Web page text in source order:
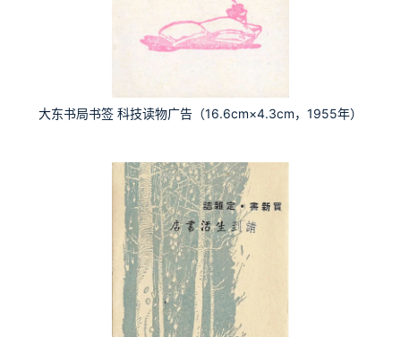
大东书局书签 科技读物广告（16.6cm×4.3cm，1955年）